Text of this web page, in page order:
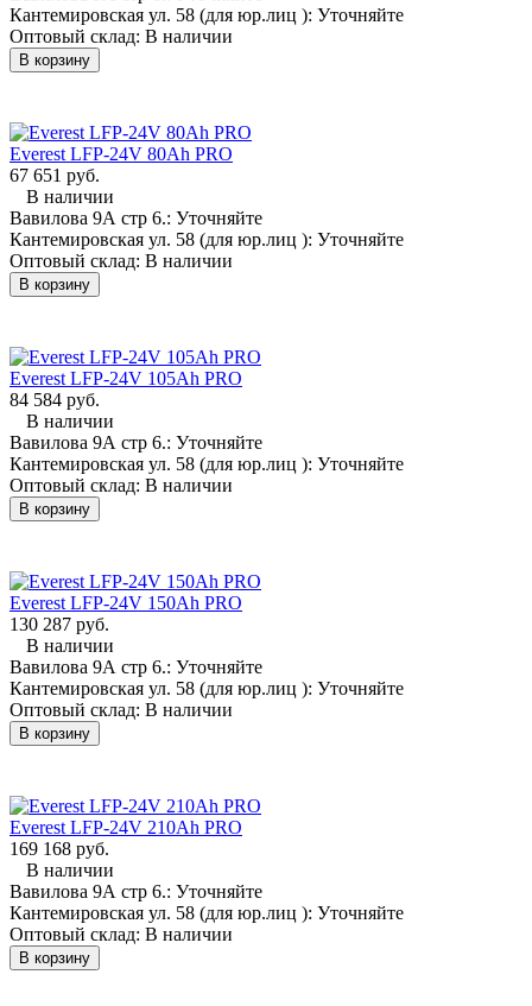
а литиевые моноблоки - ПАРАЛЛЕЛЬНО
Если поломоечная машина работает от 24 вольт - то покупать
машина 36 вольтовая, то выбираем АКБ на 36 вольт, а не три
по 12v, как это было при свинце! Соединять литий
последовательно категорически не рекомендуется из-за
имеющихся в них плат BMS.
Отправить запрос на подбор АКБ для поломоечной машины,
получить КП, тех. документацию и сроки поставки
Этим наши возможности не ограничиваются, во многих
случаях, литиевую батарею необходимо изготовить в
уникальном корпусе - для этого напишите нам запрос, мы
расчитаем оптимальный вариант!
Задать любые технические вопросы Вы можете,
связавшись с нашим специалистом по тяговым
аккумуляторам
Контакты:
Кантемировская ул. 58 (для юр.лиц ): Уточняйте
Оптовый склад: В наличии
В корзину
Everest LFP-24V 80Аh PRO
67 651 руб.
В наличии
Вавилова 9А стр 6.: Уточняйте
Кантемировская ул. 58 (для юр.лиц ): Уточняйте
Оптовый склад: В наличии
В корзину
Everest LFP-24V 105Аh PRO
84 584 руб.
В наличии
Вавилова 9А стр 6.: Уточняйте
Кантемировская ул. 58 (для юр.лиц ): Уточняйте
Оптовый склад: В наличии
В корзину
Everest LFP-24V 150Аh PRO
130 287 руб.
В наличии
Вавилова 9А стр 6.: Уточняйте
Кантемировская ул. 58 (для юр.лиц ): Уточняйте
Оптовый склад: В наличии
В корзину
Everest LFP-24V 210Аh PRO
169 168 руб.
В наличии
Вавилова 9А стр 6.: Уточняйте
Кантемировская ул. 58 (для юр.лиц ): Уточняйте
Оптовый склад: В наличии
В корзину